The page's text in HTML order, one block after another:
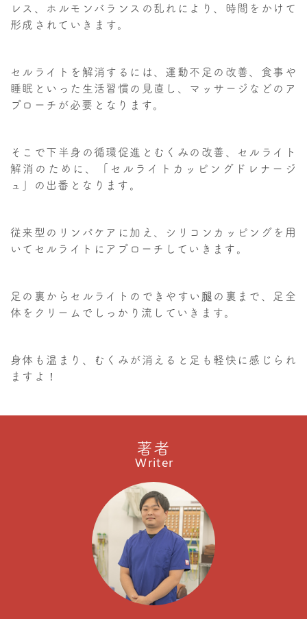
レス、ホルモンバランスの乱れにより、時間をかけて
形成されていきます。
セルライトを解消するには、運動不足の改善、食事や
睡眠といった生活習慣の見直し、マッサージなどのア
プローチが必要となります。
そこで下半身の循環促進とむくみの改善、セルライト
解消のために、「セルライトカッピングドレナージ
ュ」の出番となります。
従来型のリンパケアに加え、シリコンカッピングを用
いてセルライトにアプローチしていきます。
足の裏からセルライトのできやすい腿の裏まで、足全
体をクリームでしっかり流していきます。
身体も温まり、むくみが消えると足も軽快に感じられ
ますよ！
著者
Writer